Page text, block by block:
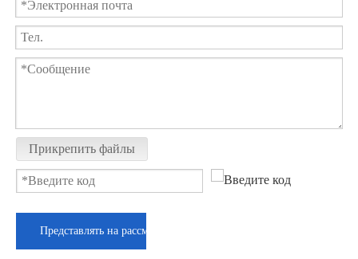
Прикрепить файлы
Представлять на рассмотрение